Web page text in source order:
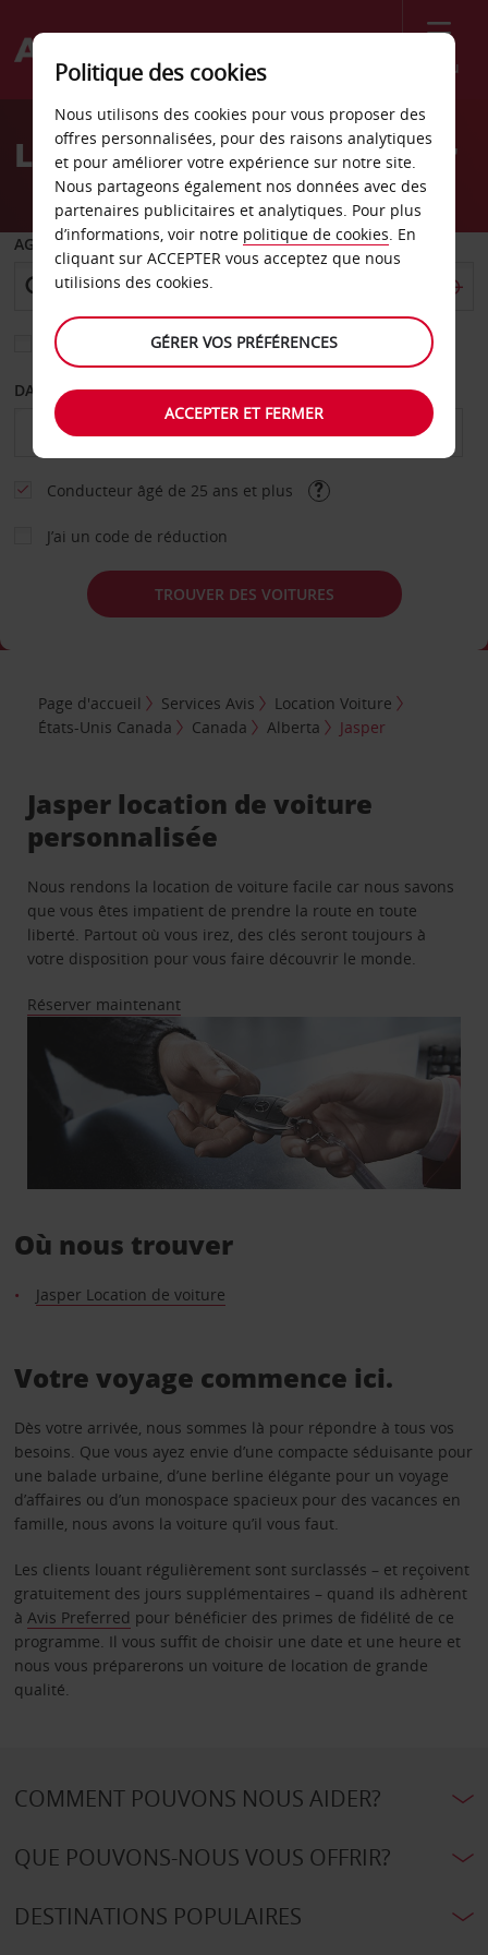
Menu
Welcome
AvisLocation de voiture Jasper
AGENCE DE DÉPART
Sélectionnez une autre agence de retour
DATE DE DÉBUT DATE DE FIN
Conducteur âgé de 25 ans et plus
J’ai un code de réduction
TROUVER DES VOITURES
Page d'accueil Services Avis
Location Voiture
États-Unis Canada
Canada Alberta Jasper
Jasper location de voiture
personnalisée
Nous rendons la location de voiture facile car nous savons
que vous êtes impatient de prendre la route en toute
liberté. Partout où vous irez, des clés seront toujours à
votre disposition pour vous faire découvrir le monde.
Réserver maintenant
Où nous trouver
Jasper Location de voiture
Votre voyage commence ici.
Dès votre arrivée, nous sommes là pour répondre à tous vos
besoins. Que vous ayez envie d’une compacte séduisante pour
une balade urbaine, d’une berline élégante pour un voyage
d’affaires ou d’un monospace spacieux pour des vacances en
famille, nous avons la voiture qu’il vous faut.
Les clients louant régulièrement sont surclassés – et reçoivent
gratuitement des jours supplémentaires – quand ils adhèrent
à Avis Preferred pour bénéficier des primes de fidélité de ce
programme. Il vous suffit de choisir une date et une heure et
nous vous préparerons un voiture de location de grande
qualité.
COMMENT POUVONS NOUS AIDER?
QUE POUVONS-NOUS VOUS OFFRIR?
DESTINATIONS POPULAIRES
Politique des cookies
Nous utilisons des cookies pour vous proposer des
offres personnalisées, pour des raisons analytiques
et pour améliorer votre expérience sur notre site.
Nous partageons également nos données avec des
partenaires publicitaires et analytiques. Pour plus
d’informations, voir notre politique de cookies. En
cliquant sur ACCEPTER vous acceptez que nous
utilisions des cookies.
GÉRER VOS PRÉFÉRENCES
ACCEPTER ET FERMER